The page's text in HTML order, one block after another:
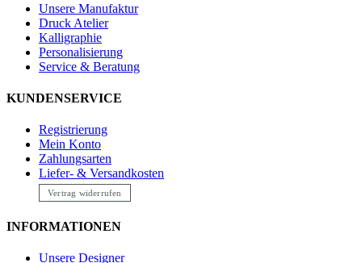
Unsere Manufaktur
Druck Atelier
Kalligraphie
Personalisierung
Service & Beratung
KUNDENSERVICE
Registrierung
Mein Konto
Zahlungsarten
Liefer- & Versandkosten
Vertrag widerrufen
INFORMATIONEN
Unsere Designer